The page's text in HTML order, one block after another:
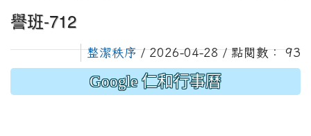
譽班-712
整潔秩序/ 2026-04-28 / 點閱數： 93
Google 仁和行事曆